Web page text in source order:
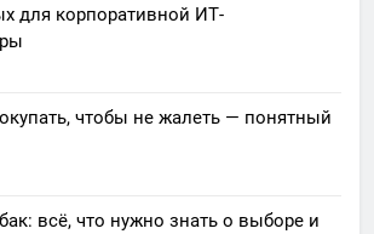
для корпоративной ИТ-
чтобы не жалеть — понятный
всё, что нужно знать о выборе и